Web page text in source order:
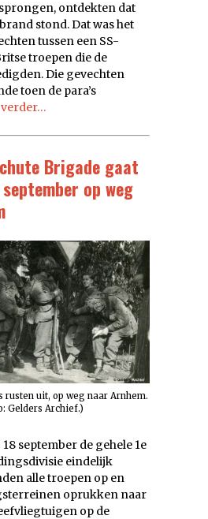
ontdekten dat
stond. Dat was het
tussen een SS-
troepen die de
Die gevechten
toen de para’s
verder…
Brigade gaat
op weg
uit, op weg naar Arnhem.
Gelders Archief.)
september de gehele 1e
eindelijk
alle troepen op en
oprukken naar
op de